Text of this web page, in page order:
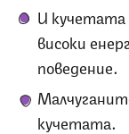
И кучетата
високи
поведение.
кучетата.